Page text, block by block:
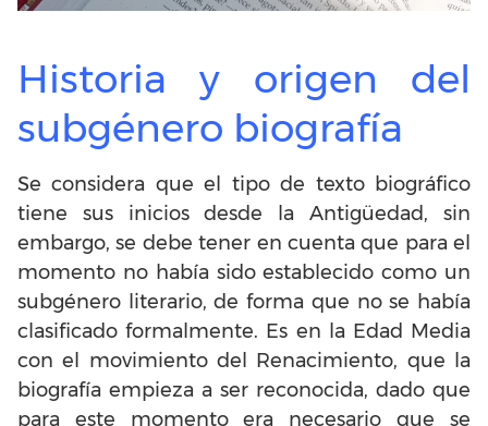
Historia y origen del
subgénero biografía
Se considera que el tipo de texto biográfico
tiene sus inicios desde la Antigüedad, sin
embargo, se debe tener en cuenta que para el
momento no había sido establecido como un
subgénero literario, de forma que no se había
clasificado formalmente. Es en la Edad Media
con el movimiento del Renacimiento, que la
biografía empieza a ser reconocida, dado que
para este momento era necesario que se